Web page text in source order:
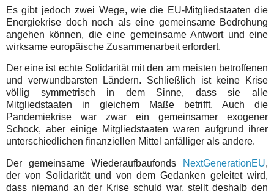
Es gibt jedoch zwei Wege, wie die EU-Mitgliedstaaten die
Energiekrise doch noch als eine gemeinsame Bedrohung
angehen können, die eine gemeinsame Antwort und eine
wirksame europäische Zusammenarbeit erfordert.
Der eine ist echte Solidarität mit den am meisten betroffenen
und verwundbarsten Ländern. Schließlich ist keine Krise
völlig symmetrisch in dem Sinne, dass sie alle
Mitgliedstaaten in gleichem Maße betrifft. Auch die
Pandemiekrise war zwar ein gemeinsamer exogener
Schock, aber einige Mitgliedstaaten waren aufgrund ihrer
unterschiedlichen finanziellen Mittel anfälliger als andere.
Der gemeinsame Wiederaufbaufonds NextGenerationEU,
der von Solidarität und von dem Gedanken geleitet wird,
dass niemand an der Krise schuld war, stellt deshalb den